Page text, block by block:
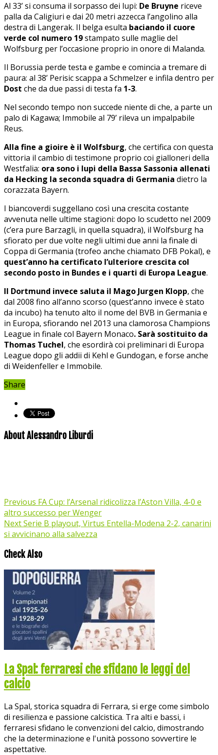
Al 33’ si consuma il sorpasso dei lupi: De Bruyne riceve
palla da Caligiuri e dai 20 metri azzecca l’angolino alla
destra di Langerak. Il belga esulta baciando il cuore
verde col numero 19stampato sulle maglie del
Wolfsburg per l’occasione proprio in onore di Malanda.
Il Borussia perde testa e gambe e comincia a tremare di
paura: al 38’ Perisic scappa a Schmelzer e infila dentro per
Dost che da due passi di testa fa 1-3.
Nel secondo tempo non succede niente di che, a parte un
palo di Kagawa; Immobile al 79’ rileva un impalpabile
Reus.
Alla fine a gioire è il Wolfsburg, che certifica con questa
vittoria il cambio di testimone proprio coi gialloneri della
Westfalia: ora sono i lupi della Bassa Sassonia allenati
da Hecking la seconda squadra di Germania dietro la
corazzata Bayern.
I biancoverdi suggellano così una crescita costante
avvenuta nelle ultime stagioni: dopo lo scudetto nel 2009
(c’era pure Barzagli, in quella squadra), il Wolfsburg ha
sfiorato per due volte negli ultimi due anni la finale di
Coppa di Germania (trofeo anche chiamato DFB Pokal), e
quest’anno ha certificato l’ulteriore crescita col
secondo posto in Bundes e i quarti di Europa League.
Il Dortmund invece saluta il Mago Jurgen Klopp, che
dal 2008 fino all’anno scorso (quest’anno invece è stato
da incubo) ha tenuto alto il nome del BVB in Germania e
in Europa, sfiorando nel 2013 una clamorosa Champions
League in finale col Bayern Monaco. Sarà sostituito da
Thomas Tuchel, che esordirà coi preliminari di Europa
League dopo gli addii di Kehl e Gundogan, e forse anche
di Weidenfeller e Immobile.
Share
About Alessandro Liburdi
Previous FA Cup: l’Arsenal ridicolizza l’Aston Villa, 4-0 e
altro successo per Wenger
NextSerie B playout, Virtus Entella-Modena 2-2, canarini
si avvicinano alla salvezza
Check Also
La Spal: ferraresi che sfidano le leggi del
calcio
La Spal, storica squadra di Ferrara, si erge come simbolo
di resilienza e passione calcistica. Tra alti e bassi, i
ferraresi sfidano le convenzioni del calcio, dimostrando
che la determinazione e l'unità possono sovvertire le
aspettative.